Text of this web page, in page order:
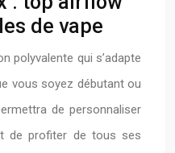
de vape
polyvalente qui s’adapte
vous soyez débutant ou
de personnaliser
de profiter de tous ses